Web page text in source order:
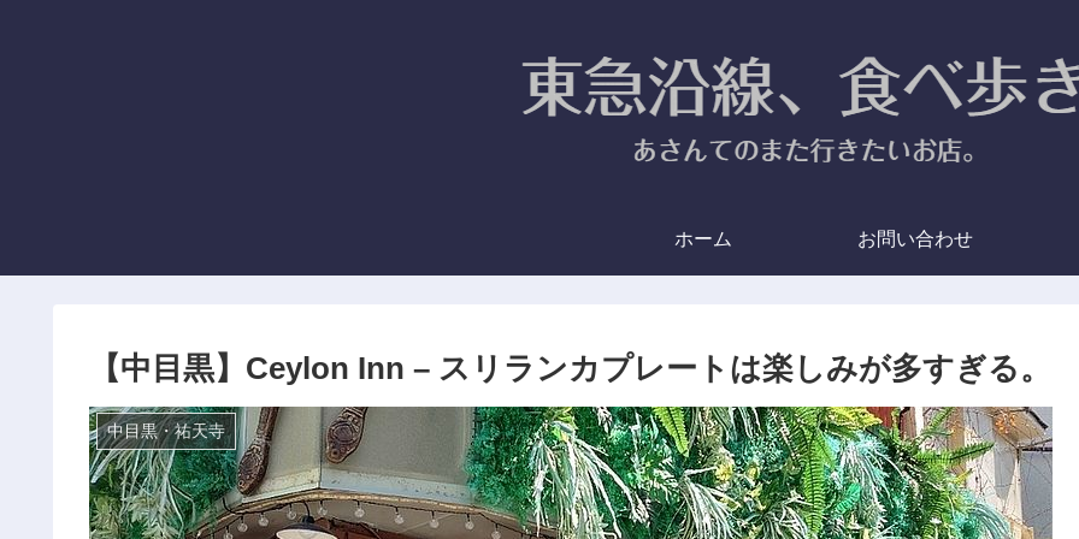
ホーム お問い合わせ
【中目黒】Ceylon Inn – スリランカプレートは楽しみが多すぎる。
中目黒・祐天寺